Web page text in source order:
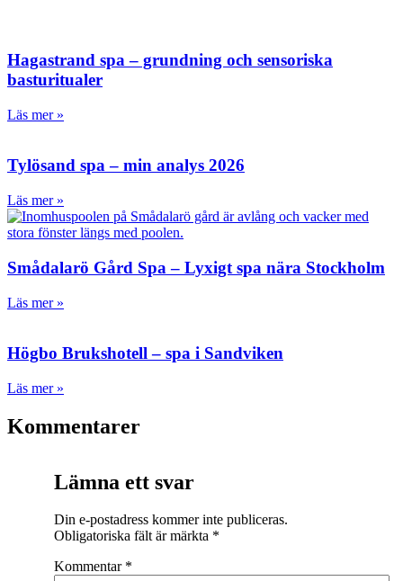
Hagastrand spa – grundning och sensoriska
basturitualer
Läs mer »
Tylösand spa – min analys 2026
Läs mer »
Smådalarö Gård Spa – Lyxigt spa nära Stockholm
Läs mer »
Högbo Brukshotell – spa i Sandviken
Läs mer »
Kommentarer
Lämna ett svar
Din e-postadress kommer inte publiceras.
Obligatoriska fält är märkta *
Kommentar *